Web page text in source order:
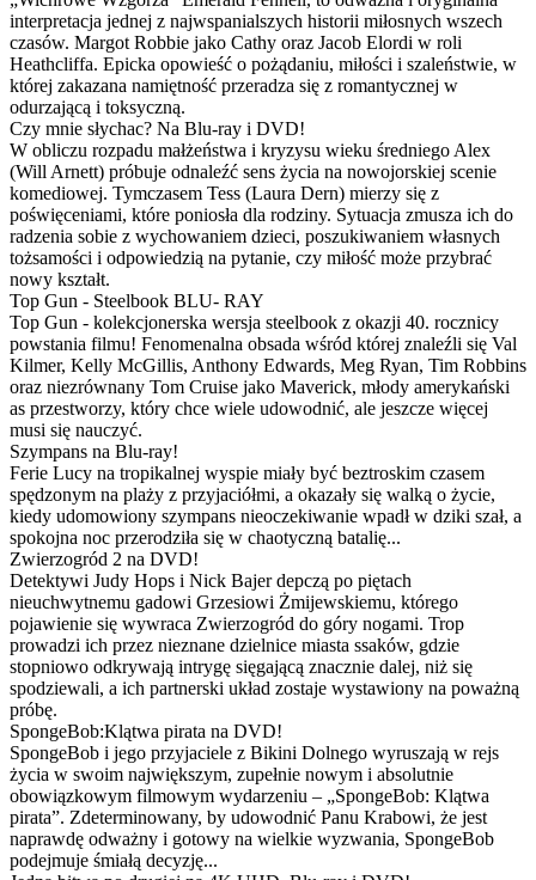
interpretacja jednej z najwspanialszych historii miłosnych wszech
czasów. Margot Robbie jako Cathy oraz Jacob Elordi w roli
Heathcliffa. Epicka opowieść o pożądaniu, miłości i szaleństwie, w
której zakazana namiętność przeradza się z romantycznej w
odurzającą i toksyczną.
Czy mnie słychac? Na Blu-ray i DVD!
W obliczu rozpadu małżeństwa i kryzysu wieku średniego Alex
(Will Arnett) próbuje odnaleźć sens życia na nowojorskiej scenie
komediowej. Tymczasem Tess (Laura Dern) mierzy się z
poświęceniami, które poniosła dla rodziny. Sytuacja zmusza ich do
radzenia sobie z wychowaniem dzieci, poszukiwaniem własnych
tożsamości i odpowiedzią na pytanie, czy miłość może przybrać
nowy kształt.
Top Gun - Steelbook BLU- RAY
Top Gun - kolekcjonerska wersja steelbook z okazji 40. rocznicy
powstania filmu! Fenomenalna obsada wśród której znaleźli się Val
Kilmer, Kelly McGillis, Anthony Edwards, Meg Ryan, Tim Robbins
oraz niezrównany Tom Cruise jako Maverick, młody amerykański
as przestworzy, który chce wiele udowodnić, ale jeszcze więcej
musi się nauczyć.
Szympans na Blu-ray!
Ferie Lucy na tropikalnej wyspie miały być beztroskim czasem
spędzonym na plaży z przyjaciółmi, a okazały się walką o życie,
kiedy udomowiony szympans nieoczekiwanie wpadł w dziki szał, a
spokojna noc przerodziła się w chaotyczną batalię...
Zwierzogród 2 na DVD!
Detektywi Judy Hops i Nick Bajer depczą po piętach
nieuchwytnemu gadowi Grzesiowi Żmijewskiemu, którego
pojawienie się wywraca Zwierzogród do góry nogami. Trop
prowadzi ich przez nieznane dzielnice miasta ssaków, gdzie
stopniowo odkrywają intrygę sięgającą znacznie dalej, niż się
spodziewali, a ich partnerski układ zostaje wystawiony na poważną
próbę.
SpongeBob:Klątwa pirata na DVD!
SpongeBob i jego przyjaciele z Bikini Dolnego wyruszają w rejs
życia w swoim największym, zupełnie nowym i absolutnie
obowiązkowym filmowym wydarzeniu – „SpongeBob: Klątwa
pirata”. Zdeterminowany, by udowodnić Panu Krabowi, że jest
naprawdę odważny i gotowy na wielkie wyzwania, SpongeBob
podejmuje śmiałą decyzję...